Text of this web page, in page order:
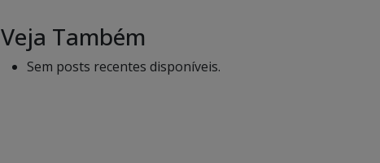
Veja Também
Sem posts recentes disponíveis.